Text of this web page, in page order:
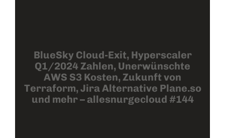
BlueSky Cloud-Exit, Hyperscaler
Q1/2024 Zahlen, Unerwünschte
AWS S3 Kosten, Zukunft von
Terraform, Jira Alternative Plane.so
und mehr – allesnurgecloud #144